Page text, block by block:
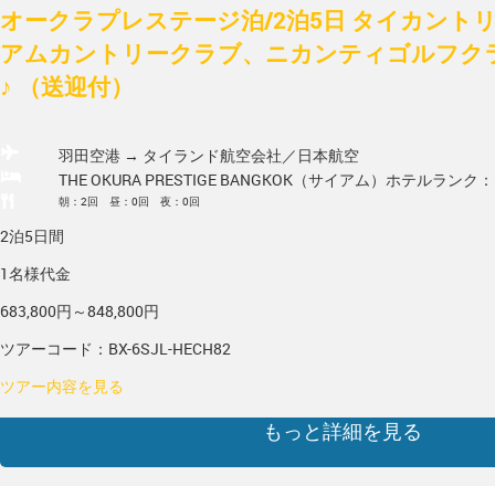
オークラプレステージ泊/2泊5日 タイカント
アムカントリークラブ、ニカンティゴルフク
♪ （送迎付）
羽田空港 → タイランド航空会社／日本航空
THE OKURA PRESTIGE BANGKOK（サイアム） ホテルラン
朝：2回 昼：0回 夜：0回
2泊5日間
1名様代金
683,800円～848,800円
ツアーコード：BX-6SJL-HECH82
ツアー内容を見る
もっと詳細を見る